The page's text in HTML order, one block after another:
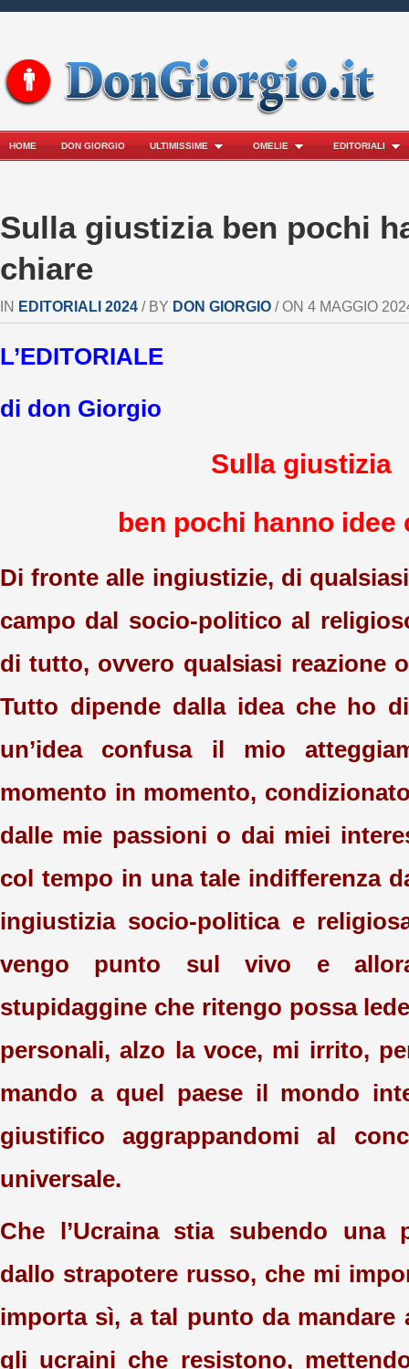
HOME DON GIORGIO ULTIMISSIME OMELIE EDITORIALI
Sulla giustizia ben pochi
chiare
IN EDITORIALI 2024 / BY DON GIORGIO / ON 4 MAGGIO
L’EDITORIALE
di don Giorgio
Sulla giustizia
ben pochi hanno idee
Di fronte alle ingiustizie, di
campo dal socio-politico al
di tutto, ovvero qualsiasi reazione
Tutto dipende dalla idea che ho
un’idea confusa il mio
momento in momento,
dalle mie passioni o dai miei
col tempo in una tale indifferenza
ingiustizia socio-politica e
vengo punto sul vivo e
stupidaggine che ritengo possa
personali, alzo la voce, mi irrito,
mando a quel paese il mondo
giustifico aggrappandomi al
universale.
Che l’Ucraina stia subendo una
dallo strapotere russo, che mi
importa sì, a tal punto da mandare
gli ucraini che resistono,